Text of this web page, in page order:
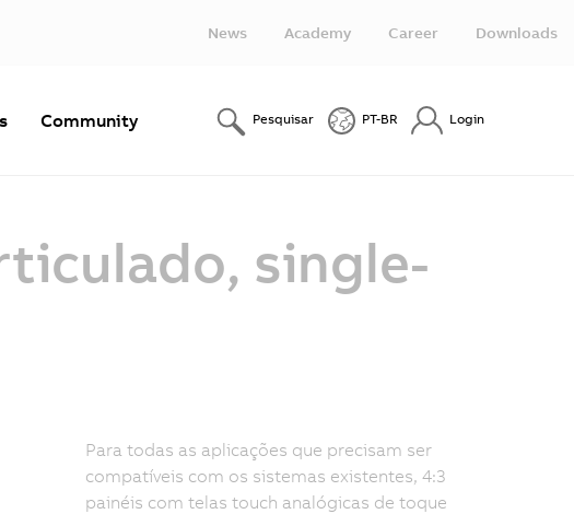
News Academy Career Downloads
Community Pesquisar PT-BR Login
single-
Para todas as aplicações que precisam ser
compatíveis com os sistemas existentes, 4:3
painéis com telas touch analógicas de toque